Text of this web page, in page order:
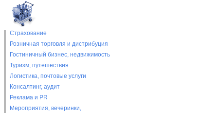
Страхование
Розничная торговля и дистрибуция
Гостиничный бизнес, недвижимость
Туризм, путешествия
Логистика, почтовые услуги
Консалтинг, аудит
Реклама и PR
Мероприятия, вечеринки,